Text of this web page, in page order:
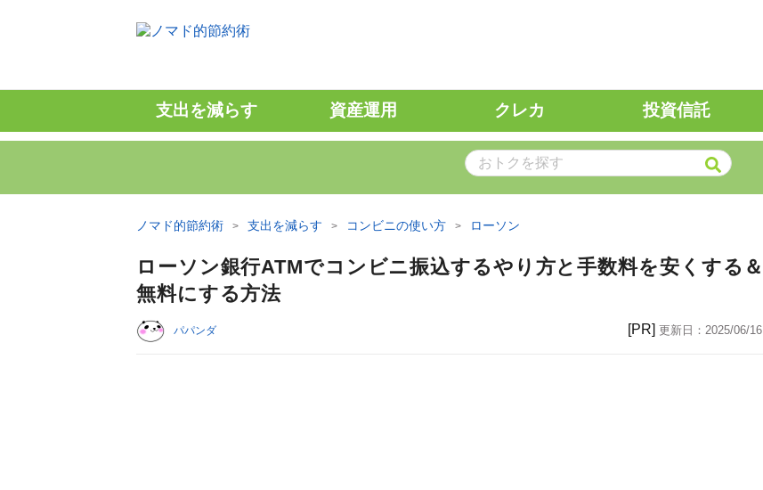
支出を減らす 資産運用 クレカ 投資信託
ノマド的節約術 支出を減らす コンビニの使い方 ローソン
ローソン銀行ATMでコンビニ振込するやり方と手数料を安くする＆
無料にする方法
パパンダ [PR] 更新日： 2025/06/16